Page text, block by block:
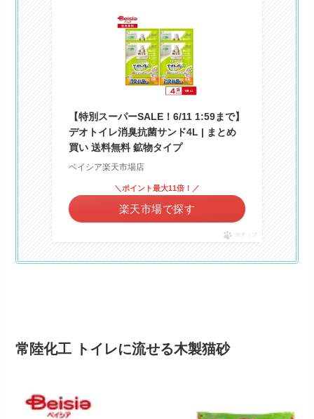
【特別スーパーSALE！6/11 1:59まで】
デオトイレ消臭抗菌サンド4L | まとめ
買い 送料無料 鉱物タイプ
ベイシア楽天市場店
＼ポイント最大11倍！／
楽天市場で探す
ポチップ
常陸化工 トイレに流せる木製猫砂